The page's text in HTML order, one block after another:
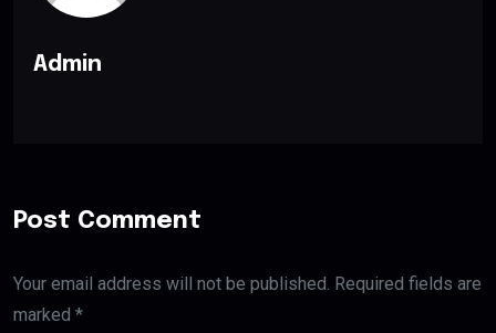
Admin
Post Comment
Your email address will not be published. Required fields are
marked *